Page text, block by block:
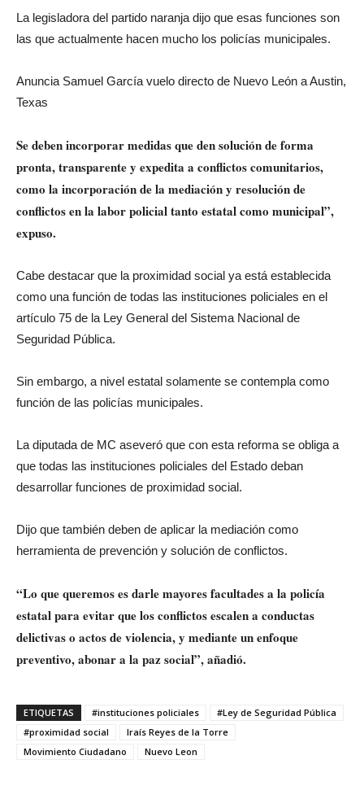
La legisladora del partido naranja dijo que esas funciones son
las que actualmente hacen mucho los policías municipales.
Anuncia Samuel García vuelo directo de Nuevo León a Austin,
Texas
Se deben incorporar medidas que den solución de forma
pronta, transparente y expedita a conflictos comunitarios,
como la incorporación de la mediación y resolución de
conflictos en la labor policial tanto estatal como municipal”,
expuso.
Cabe destacar que la proximidad social ya está establecida
como una función de todas las instituciones policiales en el
artículo 75 de la Ley General del Sistema Nacional de
Seguridad Pública.
Sin embargo, a nivel estatal solamente se contempla como
función de las policías municipales.
La diputada de MC aseveró que con esta reforma se obliga a
que todas las instituciones policiales del Estado deban
desarrollar funciones de proximidad social.
Dijo que también deben de aplicar la mediación como
herramienta de prevención y solución de conflictos.
“Lo que queremos es darle mayores facultades a la policía
estatal para evitar que los conflictos escalen a conductas
delictivas o actos de violencia, y mediante un enfoque
preventivo, abonar a la paz social”, añadió.
ETIQUETAS #instituciones policiales
#Ley de Seguridad Pública
#proximidad social
Iraís Reyes de la Torre
Movimiento Ciudadano
Nuevo Leon